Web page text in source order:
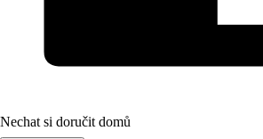
Nechat si doručit domů